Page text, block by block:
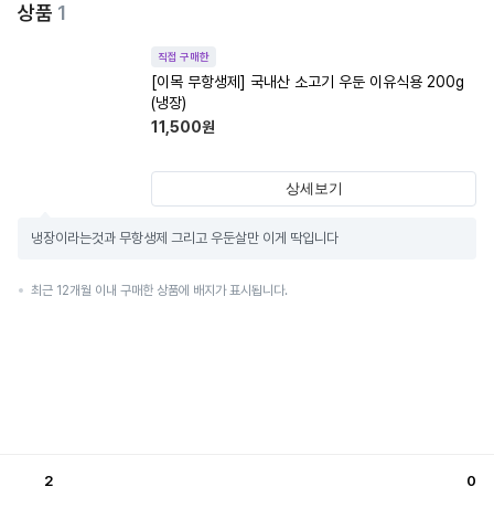
상품 1
직접 구매한
[이목 무항생제] 국내산 소고기 우둔 이유식용 200g
(냉장)
11,500원
상세보기
냉장이라는것과 무항생제 그리고 우둔살만 이게 딱입니다
최근 12개월 이내 구매한 상품에 배지가 표시됩니다.
2 0